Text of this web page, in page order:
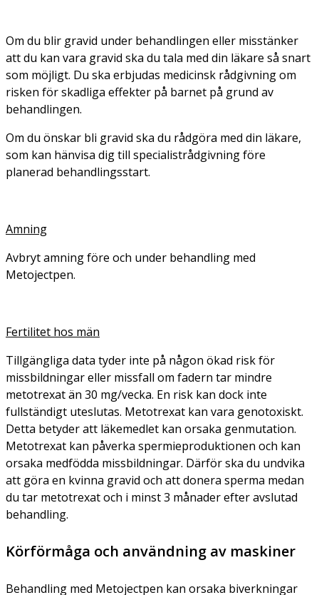
Om du blir gravid under behandlingen eller misstänker
att du kan vara gravid ska du tala med din läkare så snart
som möjligt. Du ska erbjudas medicinsk rådgivning om
risken för skadliga effekter på barnet på grund av
behandlingen.
Om du önskar bli gravid ska du rådgöra med din läkare,
som kan hänvisa dig till specialistrådgivning före
planerad behandlingsstart.
Amning
Avbryt amning före och under behandling med
Metojectpen.
Fertilitet hos män
Tillgängliga data tyder inte på någon ökad risk för
missbildningar eller missfall om fadern tar mindre
metotrexat än 30 mg/vecka. En risk kan dock inte
fullständigt uteslutas. Metotrexat kan vara genotoxiskt.
Detta betyder att läkemedlet kan orsaka genmutation.
Metotrexat kan påverka spermieproduktionen och kan
orsaka medfödda missbildningar. Därför ska du undvika
att göra en kvinna gravid och att donera sperma medan
du tar metotrexat och i minst 3 månader efter avslutad
behandling.
Körförmåga och användning av maskiner
Behandling med Metojectpen kan orsaka biverkningar